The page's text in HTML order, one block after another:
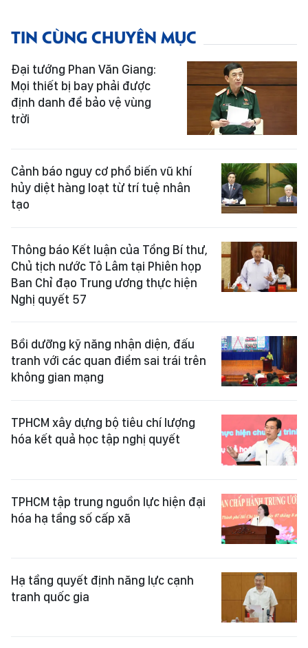
TIN CÙNG CHUYÊN MỤC
Đại tướng Phan Văn Giang:
Mọi thiết bị bay phải được
định danh để bảo vệ vùng
trời
Cảnh báo nguy cơ phổ biến vũ khí
hủy diệt hàng loạt từ trí tuệ nhân
tạo
Thông báo Kết luận của Tổng Bí thư,
Chủ tịch nước Tô Lâm tại Phiên họp
Ban Chỉ đạo Trung ương thực hiện
Nghị quyết 57
Bồi dưỡng kỹ năng nhận diện, đấu
tranh với các quan điểm sai trái trên
không gian mạng
TPHCM xây dựng bộ tiêu chí lượng
hóa kết quả học tập nghị quyết
TPHCM tập trung nguồn lực hiện đại
hóa hạ tầng số cấp xã
Hạ tầng quyết định năng lực cạnh
tranh quốc gia